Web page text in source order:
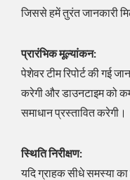
जिससे हमें तुरंत जानकारी
प्रारंभिक मूल्यांकन:
पेशेवर टीम रिपोर्ट की गई
करेगी और डाउनटाइम को
समाधान प्रस्तावित करेगी।
स्थिति निरीक्षण:
यदि ग्राहक सीधे समस्या